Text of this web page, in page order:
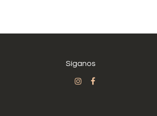
Síganos